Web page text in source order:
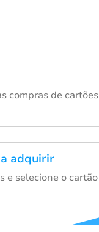
compras de cartões
adquirir
e selecione o cartão